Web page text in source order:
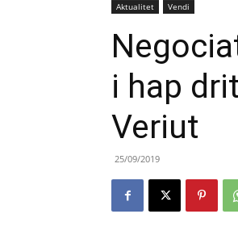
Aktualitet Vendi
i hap
Veriut
25/09/2019